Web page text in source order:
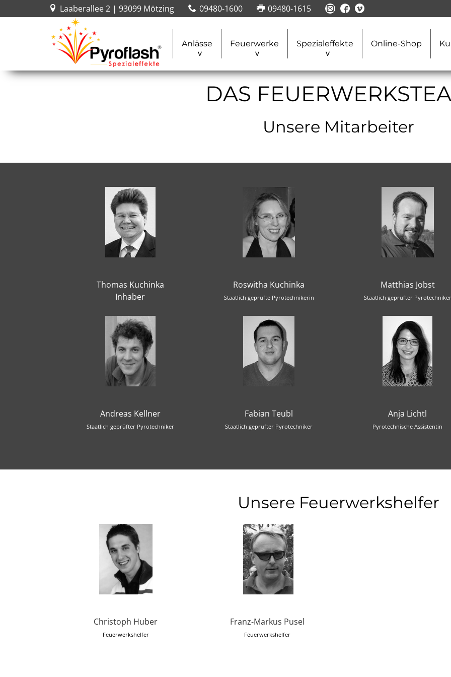
Laaberallee 2 | 93099 Mötzing 09480-1600 09480-1615
Anlässe Feuerwerke Spezialeffekte Online-Shop
DAS
Unsere Mitarbeiter
Thomas Kuchinka
Inhaber
Roswitha Kuchinka
Staatlich geprüfte Pyrotechnikerin
Matthias Jobst
Staatlich geprüfter Pyrotechniker
Andreas Kellner
Staatlich geprüfter Pyrotechniker
Fabian Teubl
Staatlich geprüfter Pyrotechniker
Anja Lichtl
Pyrotechnische Assistentin
Unsere Feuerwerkshelfer
Christoph Huber
Feuerwerkshelfer
Franz-Markus Pusel
Feuerwerkshelfer